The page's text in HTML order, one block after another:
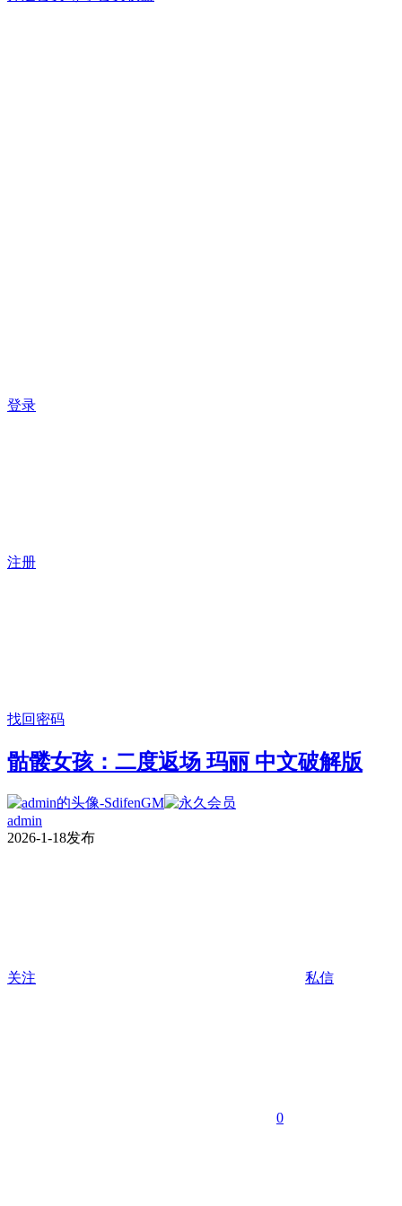
登录
注册
找回密码
骷髅女孩：二度返场 玛丽 中文破解版
admin
2026-1-18发布
关注 私信
0